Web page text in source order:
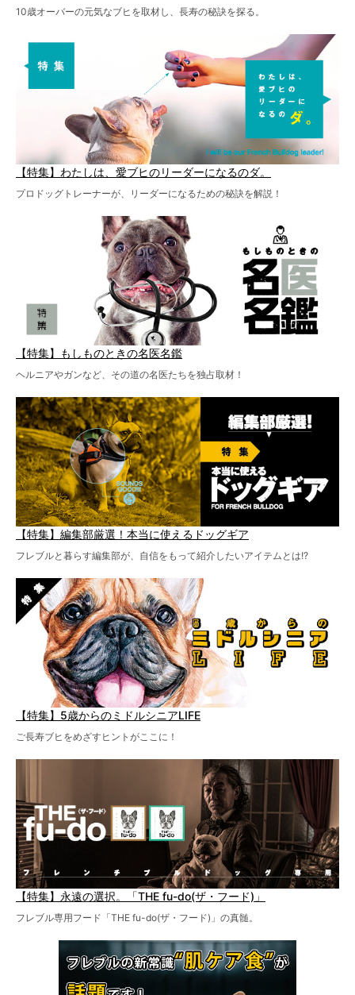
10歳オーバーの元気なブヒを取材し、長寿の秘訣を探る。
【特集】わたしは、愛ブヒのリーダーになるのダ。
プロドッグトレーナーが、リーダーになるための秘訣を解説！
【特集】もしものときの名医名鑑
ヘルニアやガンなど、その道の名医たちを独占取材！
【特集】編集部厳選！本当に使えるドッグギア
フレブルと暮らす編集部が、自信をもって紹介したいアイテムとは!?
【特集】5歳からのミドルシニアLIFE
ご長寿ブヒをめざすヒントがここに！
【特集】永遠の選択。「THE fu-do(ザ・フード)」
フレブル専用フード「THE fu-do(ザ・フード)」の真髄。